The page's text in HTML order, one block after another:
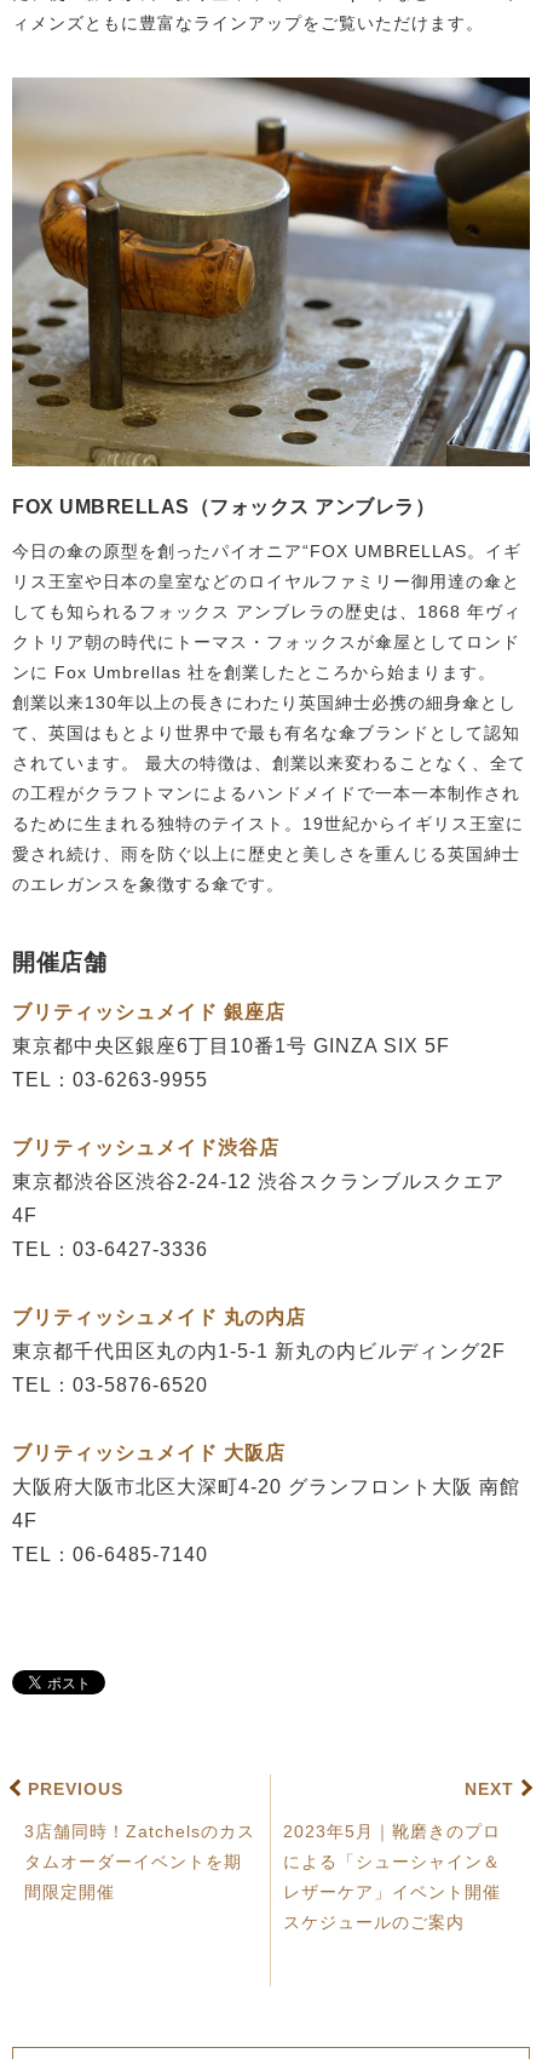
ィメンズともに豊富なラインアップをご覧いただけます。
FOX UMBRELLAS（フォックス アンブレラ）
今日の傘の原型を創ったパイオニア“FOX UMBRELLAS。イギ
リス王室や日本の皇室などのロイヤルファミリー御用達の傘と
しても知られるフォックス アンブレラの歴史は、1868 年ヴィ
クトリア朝の時代にトーマス・フォックスが傘屋としてロンド
ンに Fox Umbrellas 社を創業したところから始まります。
創業以来130年以上の長きにわたり英国紳士必携の細身傘とし
て、英国はもとより世界中で最も有名な傘ブランドとして認知
されています。 最大の特徴は、創業以来変わることなく、全て
の工程がクラフトマンによるハンドメイドで一本一本制作され
るために生まれる独特のテイスト。19世紀からイギリス王室に
愛され続け、雨を防ぐ以上に歴史と美しさを重んじる英国紳士
のエレガンスを象徴する傘です。
開催店舗
ブリティッシュメイド 銀座店
東京都中央区銀座6丁目10番1号 GINZA SIX 5F
TEL：03-6263-9955
ブリティッシュメイド渋谷店
東京都渋谷区渋谷2-24-12 渋谷スクランブルスクエア
4F
TEL：03‐6427-3336
ブリティッシュメイド 丸の内店
東京都千代田区丸の内1-5-1 新丸の内ビルディング2F
TEL：03-5876-6520
ブリティッシュメイド 大阪店
大阪府大阪市北区大深町4-20 グランフロント大阪 南館
4F
TEL：06-6485-7140
PREVIOUS
3店舗同時！Zatchelsのカス
タムオーダーイベントを期
間限定開催
NEXT
2023年5月｜靴磨きのプロ
による「シューシャイン＆
レザーケア」イベント開催
スケジュールのご案内